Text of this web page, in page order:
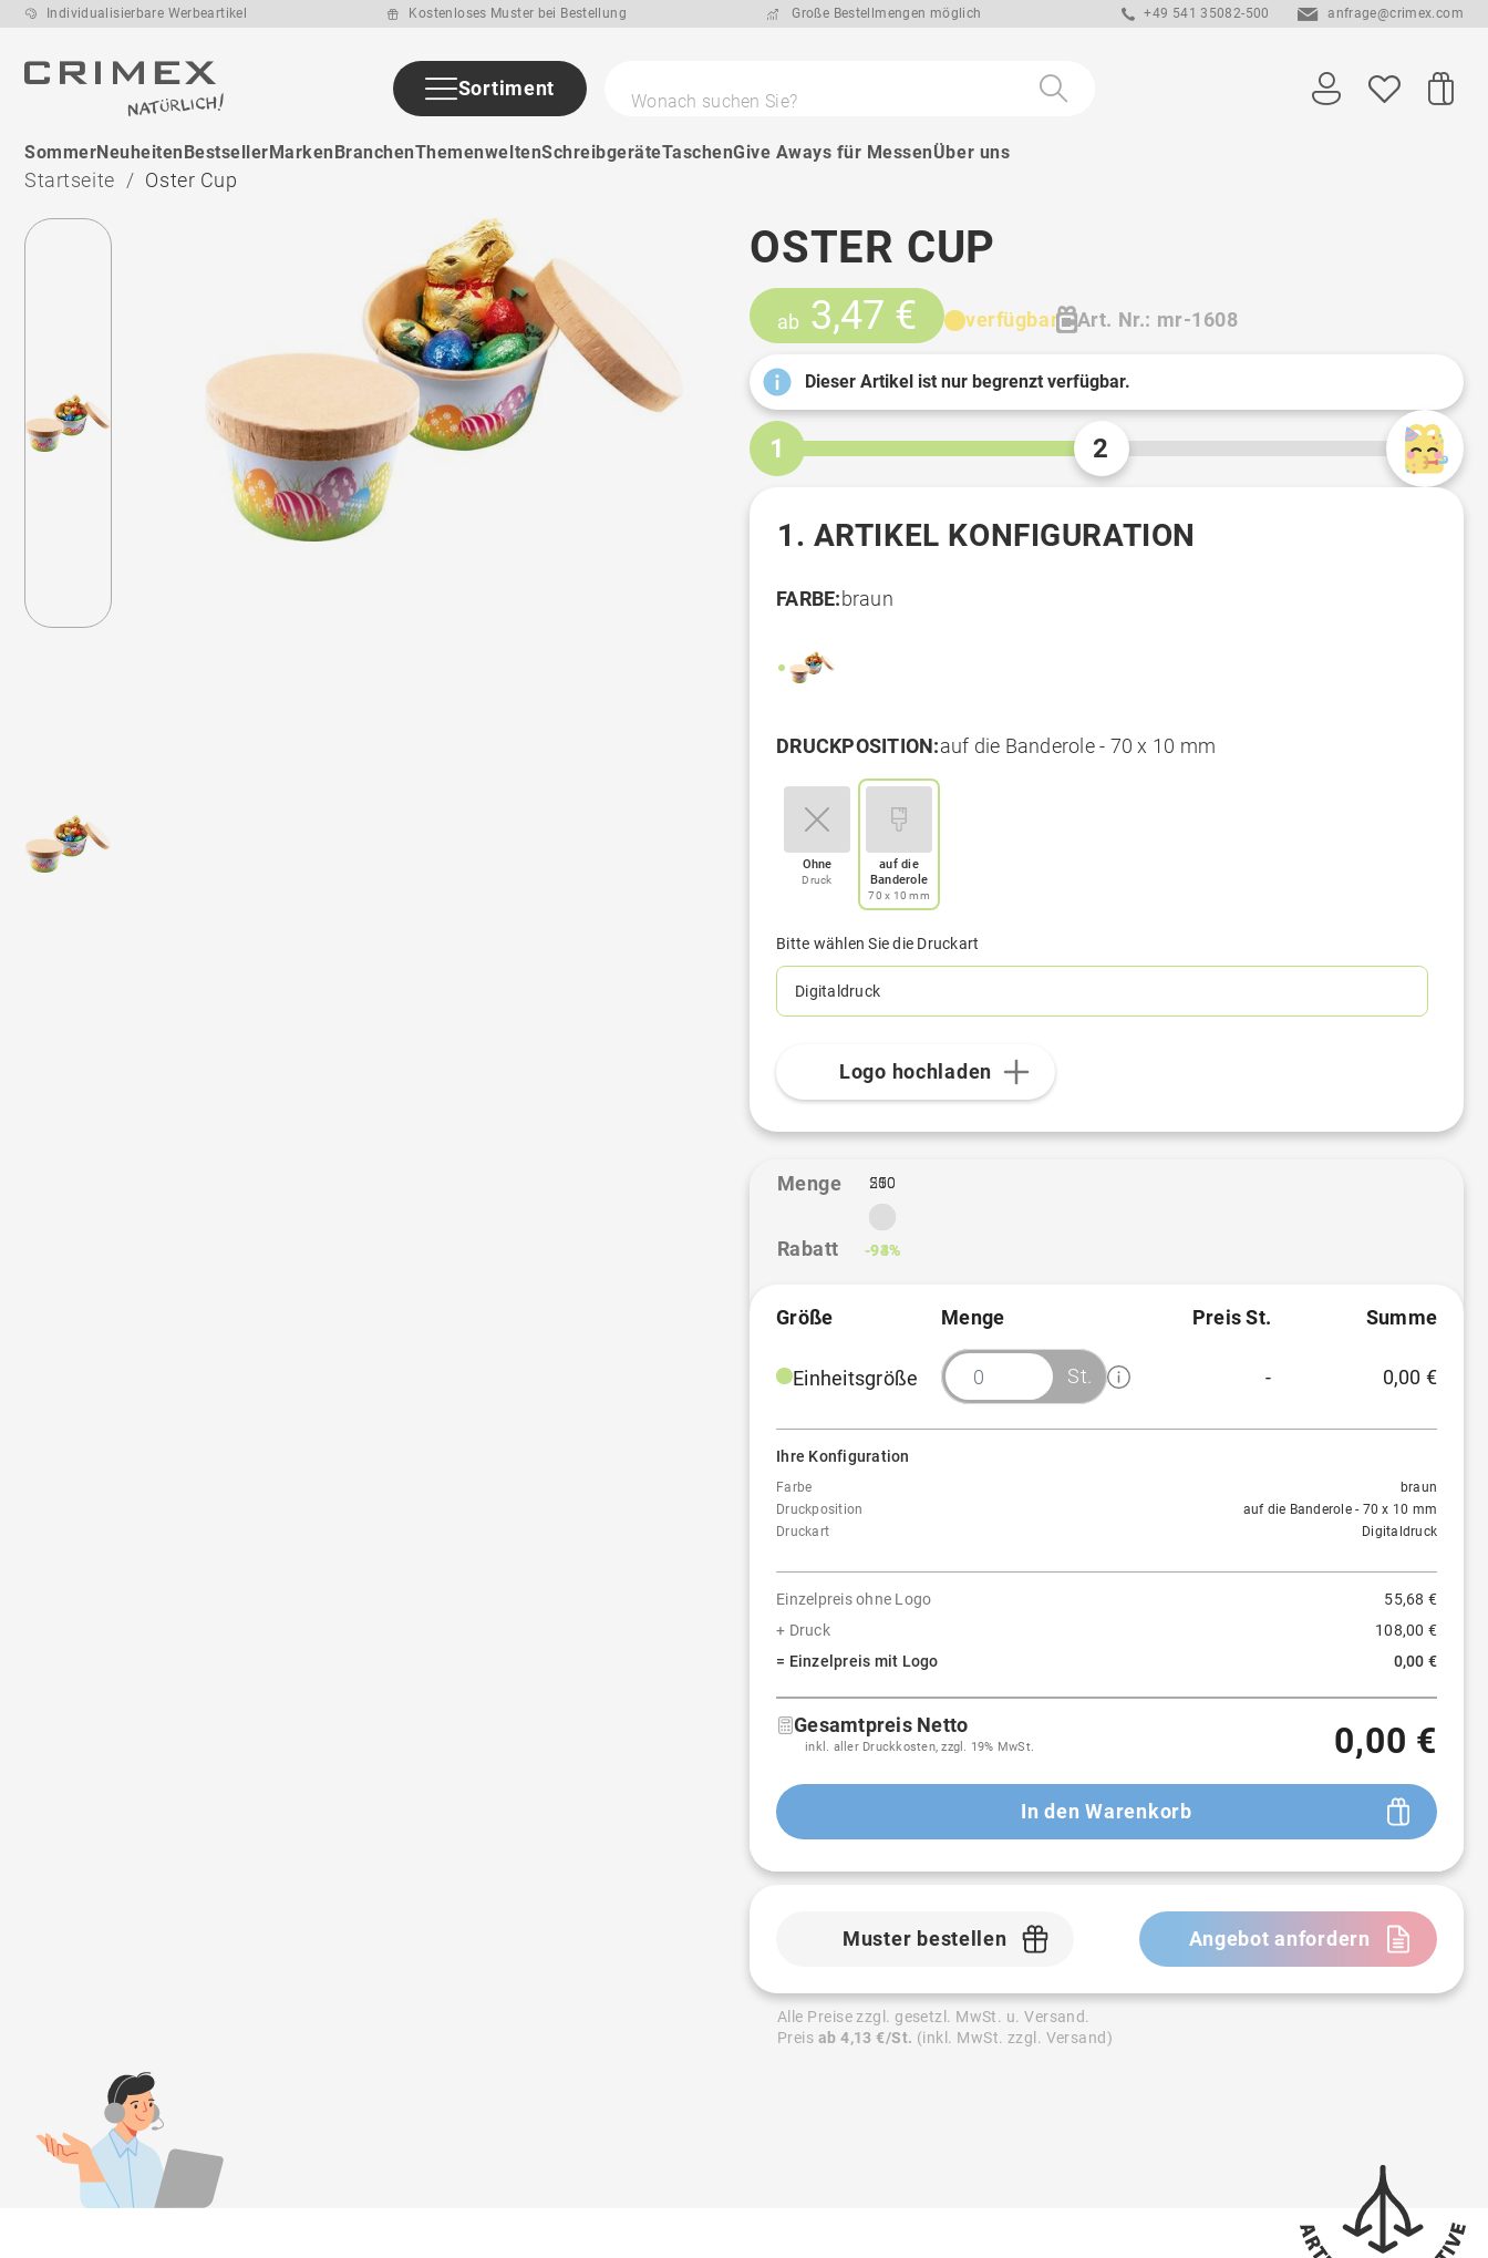
Individualisierbare Werbeartikel Kostenloses Muster bei Bestellung Große Bestellmengen möglich +49 541 35082-500 anfrage@crimex.com
Sortiment
Wonach suchen Sie?
SommerNeuheitenBestsellerMarkenBranchenThemenweltenSchreibgeräteTaschenGive Aways für MessenÜber uns
Startseite Oster Cup
OSTER CUP
ab 3,47 € verfügbar Art. Nr.: mr-1608
Dieser Artikel ist nur begrenzt verfügbar.
1 2
1. ARTIKEL KONFIGURATION
FARBE:braun
DRUCKPOSITION:auf die Banderole - 70 x 10 mm
Ohne
Druck
auf die
Banderole
70 x 10 mm
Bitte wählen Sie die Druckart
Digitaldruck
Logo hochladen
Menge
Rabatt
1
250
-93%
500
-94%
Größe Menge Preis St. Summe
Einheitsgröße St. - 0,00 €
Ihre Konfiguration
Farbe
braun
Druckposition
auf die Banderole - 70 x 10 mm
Druckart
Digitaldruck
Einzelpreis ohne Logo
55,68 €
+ Druck
108,00 €
= Einzelpreis mit Logo
0,00 €
Gesamtpreis Netto
inkl. aller Druckkosten, zzgl. 19% MwSt. 0,00 €
In den Warenkorb
Muster bestellen Angebot anfordern
Alle Preise zzgl. gesetzl. MwSt. u. Versand.
Preis ab 4,13 €/St. (inkl. MwSt. zzgl. Versand)